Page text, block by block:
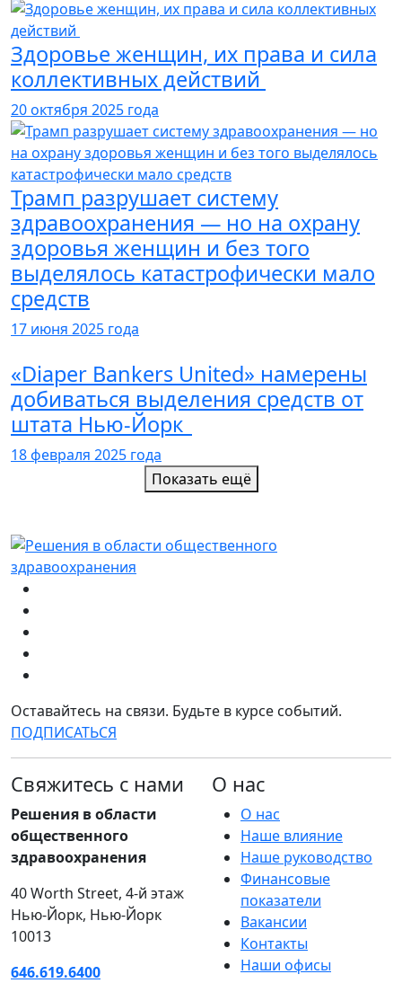
Здоровье женщин, их права и сила
коллективных действий
20 октября 2025 года
Трамп разрушает систему
здравоохранения — но на охрану
здоровья женщин и без того
выделялось катастрофически мало
средств
17 июня 2025 года
«Diaper Bankers United» намерены
добиваться выделения средств от
штата Нью-Йорк
18 февраля 2025 года
Показать ещё
Оставайтесь на связи. Будьте в курсе событий.
ПОДПИСАТЬСЯ
Свяжитесь с нами
Решения в области
общественного
здравоохранения
40 Worth Street, 4-й этаж
Нью-Йорк, Нью-Йорк
10013
646.619.6400
О нас
О нас
Наше влияние
Наше руководство
Финансовые
показатели
Вакансии
Контакты
Наши офисы